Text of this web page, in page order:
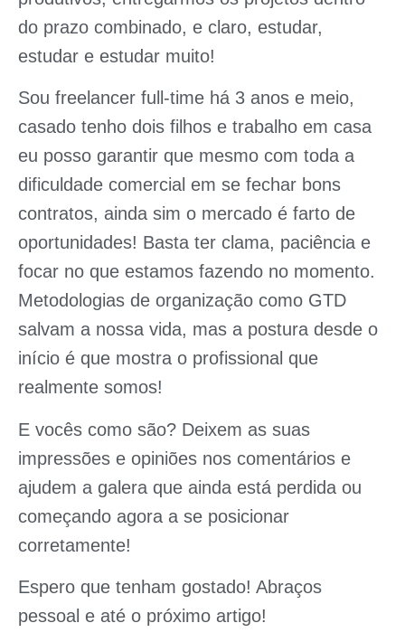
do prazo combinado, e claro, estudar,
estudar e estudar muito!
Sou freelancer full-time há 3 anos e meio,
casado tenho dois filhos e trabalho em casa
eu posso garantir que mesmo com toda a
dificuldade comercial em se fechar bons
contratos, ainda sim o mercado é farto de
oportunidades! Basta ter clama, paciência e
focar no que estamos fazendo no momento.
Metodologias de organização como GTD
salvam a nossa vida, mas a postura desde o
início é que mostra o profissional que
realmente somos!
E vocês como são? Deixem as suas
impressões e opiniões nos comentários e
ajudem a galera que ainda está perdida ou
começando agora a se posicionar
corretamente!
Espero que tenham gostado! Abraços
pessoal e até o próximo artigo!